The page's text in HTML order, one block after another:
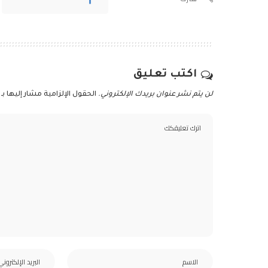
اكتب تعليق
لن يتم نشر عنوان بريدك الإلكتروني. الحقول الإلزامية مشار إليها بـ